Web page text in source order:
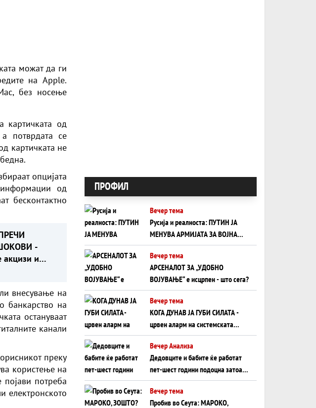
можат да ги
на Apple.
без носење
картичката од
потврдата се
картичката не
опцијата
од
бесконтактно
-
акцизи и
внесување на
банкарство на
остануваат
канали
преку
користење на
потреба
електронското
ПРОФИЛ
Вечер тема
Русија и реалноста: ПУТИН ЈА
МЕНУВА АРМИЈАТА ЗА ВОЈНА
ШТО ОСТАНУВА БЕЗ ФРОНТ
Вечер тема
АРСЕНАЛОТ ЗА „УДОБНО
ВОЈУВАЊЕ“ е исцрпен - што сега?
Вечер тема
КОГА ДУНАВ ЈА ГУБИ СИЛАТА -
црвен аларм на системската
плоча од јужна Германија до
Црното Море...
Вечер Анализа
Дедовците и бабите ќе работат
пет-шест години подоцна затоа
што НЕМААТ ВНУЦИ ДА ГИ
ЗАМЕНАТ
Вечер тема
Пробив во Сеута: МАРОКО,